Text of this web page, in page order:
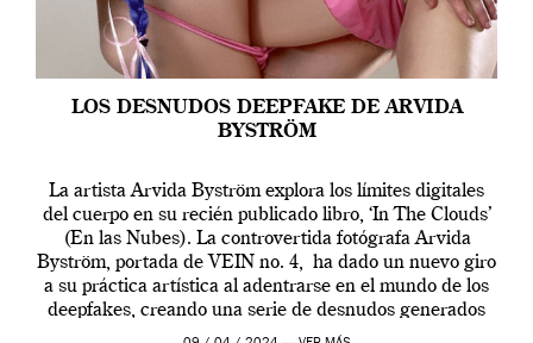
LOS DESNUDOS DEEPFAKE DE ARVIDA
BYSTRÖM
La artista Arvida Byström explora los límites digitales
del cuerpo en su recién publicado libro, ‘In The Clouds’
(En las Nubes). La controvertida fotógrafa Arvida
Byström, portada de VEIN no. 4, ha dado un nuevo giro
a su práctica artística al adentrarse en el mundo de los
deepfakes, creando una serie de desnudos generados
por […]